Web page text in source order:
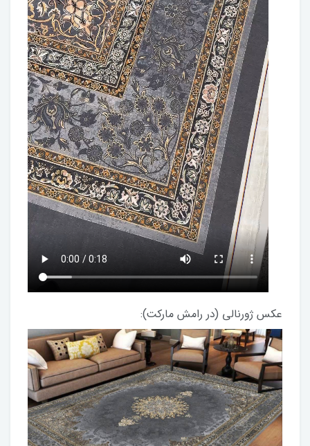
عکس ژورنالی (در رامش مارکت):